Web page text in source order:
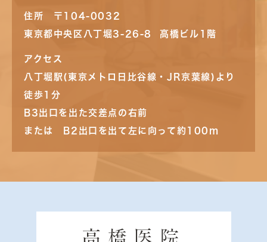
住所 〒104-0032
東京都中央区八丁堀3-26-8 高橋ビル1階
アクセス
八丁堀駅(東京メトロ日比谷線・JR京葉線)より
徒歩1分
B3出口を出た交差点の右前
または B2出口を出て左に向って約100m